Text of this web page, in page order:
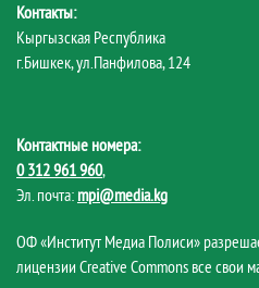
Контакты:
Кыргызская Республика
г.Бишкек, ул.Панфилова, 124
Контактные номера:
0 312 961 960,
Эл. почта: mpi@media.kg
ОФ «Институт Медиа Полиси»
лицензии Creative Commons все свои